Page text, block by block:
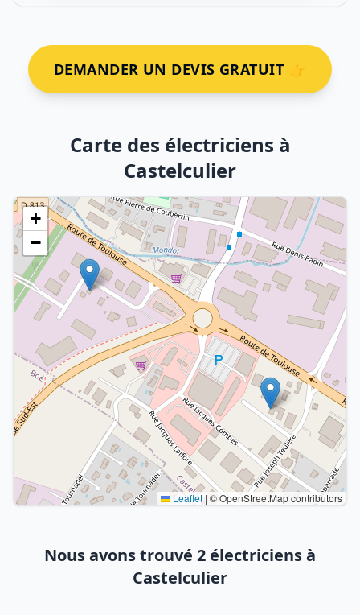
DEMANDER UN DEVIS GRATUIT 👉
Carte des électriciens à
Castelculier
+
−
Leaflet | © OpenStreetMap contributors
Nous avons trouvé 2 électriciens à
Castelculier